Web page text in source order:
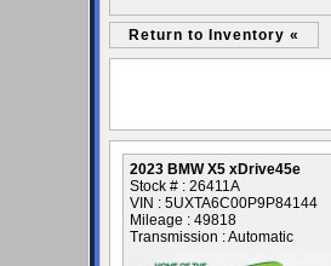
Return to Inventory «
2023 BMW X5 xDrive45e
Stock # : 26411A
VIN : 5UXTA6C00P9P84144
Mileage : 49818
Transmission : Automatic